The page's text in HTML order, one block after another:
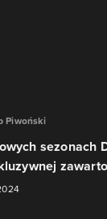
Piwoński
sezonach